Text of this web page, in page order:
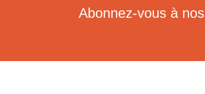
Abonnez-vous à